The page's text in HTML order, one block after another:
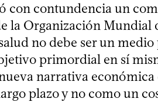
con contundencia un
la Organización Mundial
no debe ser un
primordial en sí
narrativa económica
plazo y no como un